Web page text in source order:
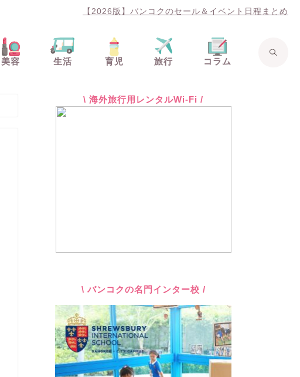
【2026版】バンコクのセール＆イベント日程まとめ
美容 生活 育児 旅行 コラム
\ 海外旅行用レンタルWi-Fi /
\ バンコクの名門インター校 /